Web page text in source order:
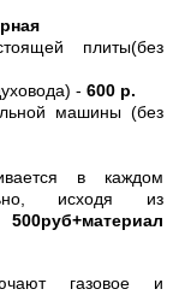
плиты(без
- 600 р.
машины (без
в каждом
исходя из
газовое и